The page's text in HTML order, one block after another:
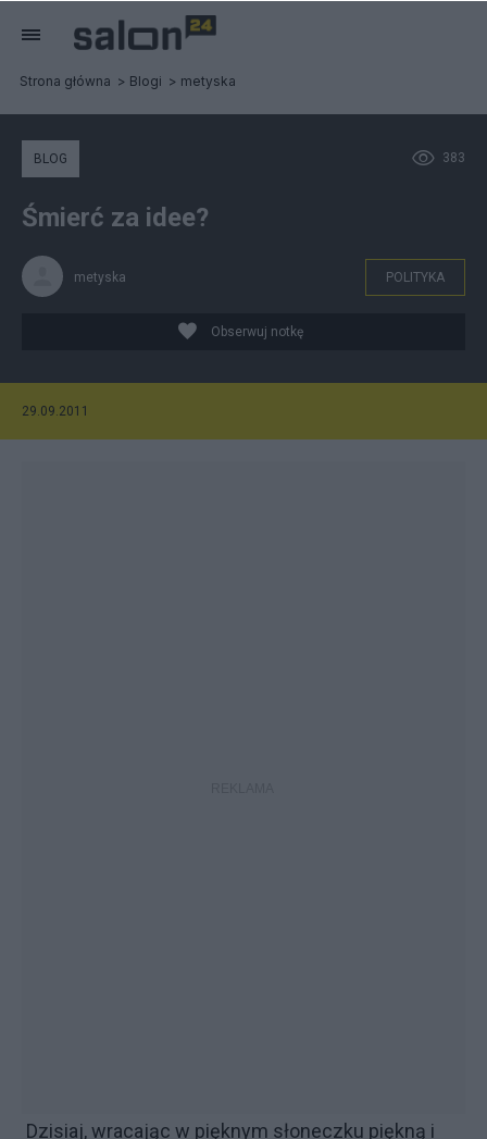
Strona główna Blogi metyska
383
BLOG
Śmierć za idee?
metyska POLITYKA
Obserwuj notkę
29.09.2011
Dzisiaj, wracając w pięknym słoneczku piękną i